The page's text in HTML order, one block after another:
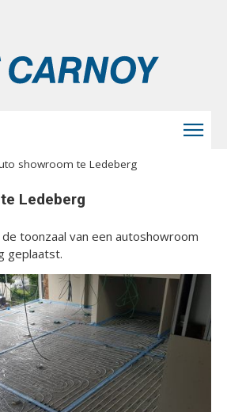
gaan
showroom te Ledeberg
Ledeberg
toonzaal van een autoshowroom
geplaatst.